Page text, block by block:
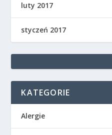
luty 2017
styczeń 2017
KATEGORIE
Alergie